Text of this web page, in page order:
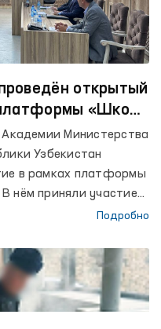
открытый
«Школа
Министерства
Узбекистан
в рамках платформы
нём приняли участие
Уполномоченного
Академии МВД,
Всего было охвачено
Подробно